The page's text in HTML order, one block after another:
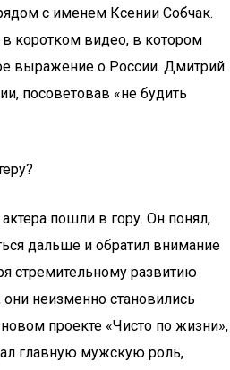
с именем Ксении Собчак.
в коротком видео, в котором
выражение о России. Дмитрий
посоветовав «не будить
пошли в гору. Он понял,
дальше и обратил внимание
стремительному развитию
неизменно становились
новом проекте «Чисто по жизни»,
главную мужскую роль,